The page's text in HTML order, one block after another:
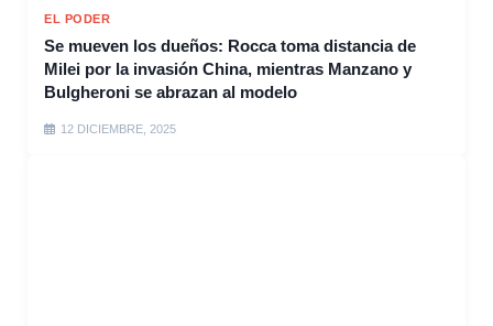
EL PODER
Se mueven los dueños: Rocca toma distancia de
Milei por la invasión China, mientras Manzano y
Bulgheroni se abrazan al modelo
12 DICIEMBRE, 2025